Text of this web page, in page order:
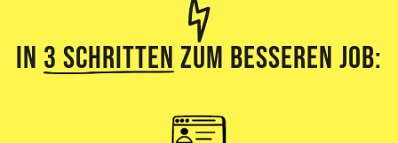
In 3 Schritten zum besseren Job: